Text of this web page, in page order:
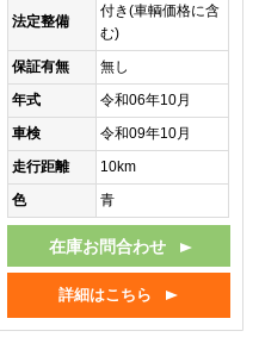
法定整備
付き(車輌価格に含
む)
保証有無
無し
年式
令和06年10月
車検
令和09年10月
走行距離
10km
色
青
在庫お問合わせ
詳細はこちら